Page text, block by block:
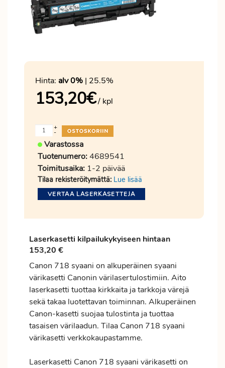
Hinta: alv 0% | 25.5%
153,20€/ kpl
-
+
Varastossa
Tuotenumero:4689541
Toimitusaika: 1-2 päivää
Tilaa rekisteröitymättä: Lue lisää
VERTAA LASERKASETTEJA
Laserkasetti kilpailukykyiseen hintaan
153,20 €
Canon 718 syaani on alkuperäinen syaani
värikasetti Canonin värilasertulostimiin. Aito
laserkasetti tuottaa kirkkaita ja tarkkoja värejä
sekä takaa luotettavan toiminnan. Alkuperäinen
Canon-kasetti suojaa tulostinta ja tuottaa
tasaisen värilaadun. Tilaa Canon 718 syaani
värikasetti verkkokaupastamme.
Laserkasetti Canon 718 syaani värikasetti on